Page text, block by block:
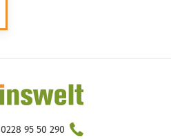
0228 95 50 290
stehen Ihnen
Tat zur Seite.